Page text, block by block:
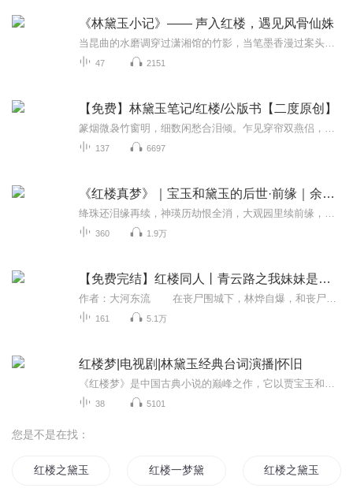
《林黛玉小记》—— 声入红楼，遇见风骨仙姝
47 2151
【免费】林黛玉笔记/红楼/公版书【二度原创】
137 6697
《红楼真梦》｜宝玉和黛玉的后世·前缘｜余韵·新生
360 1.9万
【免费完结】红楼同人丨青云路之我妹妹是林黛玉
161 5.1万
红楼梦|电视剧|林黛玉经典台词演播|怀旧
38 5101
您是不是在找：
红楼之黛玉养了一只猫 红楼一梦黛玉归来 红楼之黛玉不欠谁